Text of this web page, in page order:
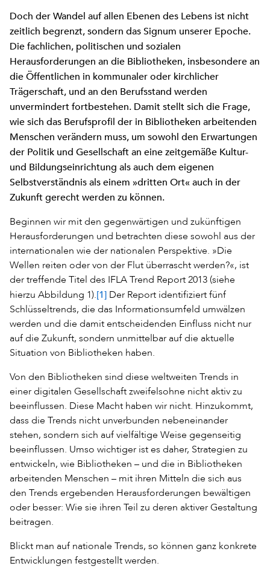
Doch der Wandel auf allen Ebenen des Lebens ist nicht
zeitlich begrenzt, sondern das Signum unserer Epoche.
Die fachlichen, politischen und sozialen
Herausforderungen an die Bibliotheken, insbesondere an
die Öffentlichen in kommunaler oder kirchlicher
Trägerschaft, und an den Berufsstand werden
unvermindert fortbestehen. Damit stellt sich die Frage,
wie sich das Berufsprofil der in Bibliotheken arbeitenden
Menschen verändern muss, um sowohl den Erwartungen
der Politik und Gesellschaft an eine zeitgemäße Kultur-
und Bildungseinrichtung als auch dem eigenen
Selbstverständnis als einem »dritten Ort« auch in der
Zukunft gerecht werden zu können.
Beginnen wir mit den gegenwärtigen und zukünftigen
Herausforderungen und betrachten diese sowohl aus der
internationalen wie der nationalen Perspektive. »Die
Wellen reiten oder von der Flut überrascht werden?«, ist
der treffende Titel des IFLA Trend Report 2013 (siehe
hierzu Abbildung 1).[1] Der Report identifiziert fünf
Schlüsseltrends, die das Informationsumfeld umwälzen
werden und die damit entscheidenden Einfluss nicht nur
auf die Zukunft, sondern unmittelbar auf die aktuelle
Situation von Bibliotheken haben.
Von den Bibliotheken sind diese weltweiten Trends in
einer digitalen Gesellschaft zweifelsohne nicht aktiv zu
beeinflussen. Diese Macht haben wir nicht. Hinzukommt,
dass die Trends nicht unverbunden nebeneinander
stehen, sondern sich auf vielfältige Weise gegenseitig
beeinflussen. Umso wichtiger ist es daher, Strategien zu
entwickeln, wie Bibliotheken – und die in Bibliotheken
arbeitenden Menschen – mit ihren Mitteln die sich aus
den Trends ergebenden Herausforderungen bewältigen
oder besser: Wie sie ihren Teil zu deren aktiver Gestaltung
beitragen.
Blickt man auf nationale Trends, so können ganz konkrete
Entwicklungen festgestellt werden.